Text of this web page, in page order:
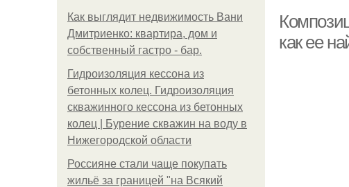
Как выглядит недвижимость Вани
Дмитриенко: квартира, дом и
собственный гастро - бар.
Гидроизоляция кессона из
бетонных колец. Гидроизоляция
скважинного кессона из бетонных
колец | Бурение скважин на воду в
Нижегородской области
Россияне стали чаще покупать
жильё за границей "на Всякий
как ее